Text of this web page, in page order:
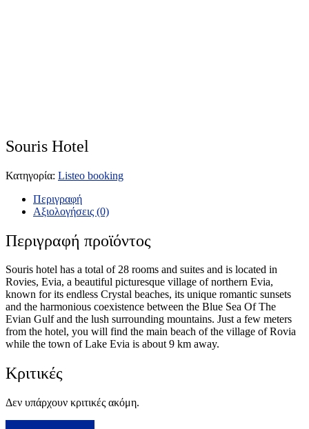
Souris Hotel
Κατηγορία: Listeo booking
Περιγραφή
Αξιολογήσεις (0)
Περιγραφή προϊόντος
Souris hotel has a total of 28 rooms and suites and is located in
Rovies, Evia, a beautiful picturesque village of northern Evia,
known for its endless Crystal beaches, its unique romantic sunsets
and the harmonious coexistence between the Blue Sea Of The
Evian Gulf and the lush surrounding mountains. Just a few meters
from the hotel, you will find the main beach of the village of Rovia
while the town of Lake Evia is about 9 km away.
Κριτικές
Δεν υπάρχουν κριτικές ακόμη.